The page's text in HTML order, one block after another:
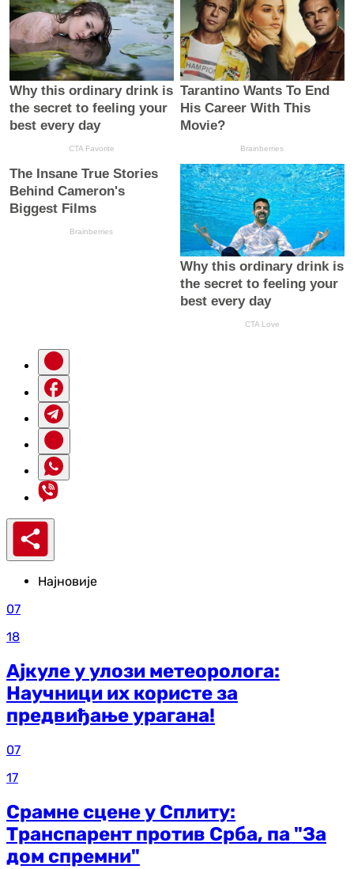
Најновије
07
18
Ајкуле у улози метеоролога:
Научници их користе за
предвиђање урагана!
07
17
Срамне сцене у Сплиту:
Транспарент против Срба, па "За
дом спремни"